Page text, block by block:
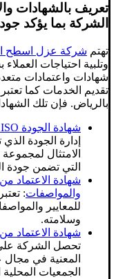
تعريف بالشهادات
الشركة بما يؤكد
تهتم شركة عزل اسطح
وتلبية احتياجات
شهادات واعتمادات
تقديم الخدمات كما
بالرياض. فإن تلك
شهادة الجودة ISO ٩٠٠١
إدارة الجودة
الامتثال
التي تضمن جودة
شهادة الاعتماد
والمواصفات:
للمعايير
وسلامته.
شهادة الاعتماد
تحصل الشركة
المعنية في مجال
الجمعيات المحلية